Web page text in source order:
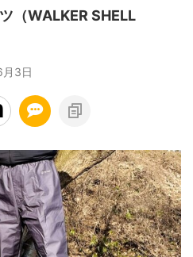
（WALKER SHELL
3日